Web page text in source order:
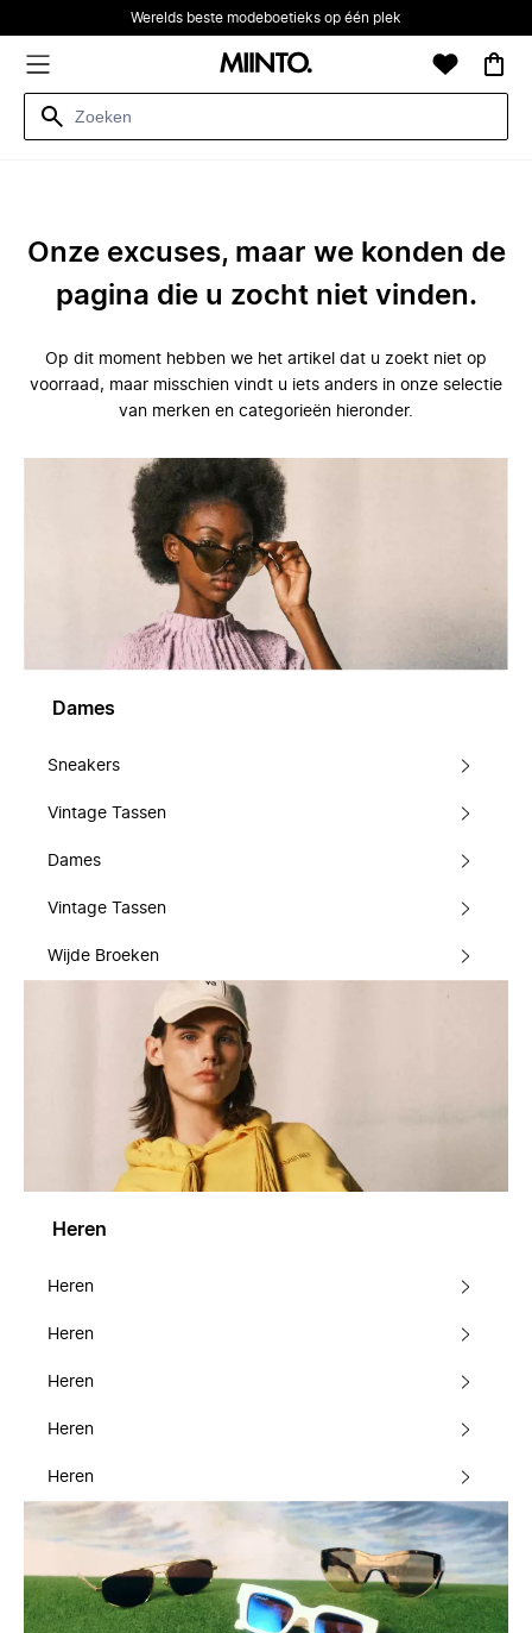
Werelds beste modeboetieks op één plek
Onze excuses, maar we konden de
pagina die u zocht niet vinden.
Op dit moment hebben we het artikel dat u zoekt niet op
voorraad, maar misschien vindt u iets anders in onze selectie
van merken en categorieën hieronder.
Dames
Sneakers
Vintage Tassen
Dames
Vintage Tassen
Wijde Broeken
Heren
Heren
Heren
Heren
Heren
Heren